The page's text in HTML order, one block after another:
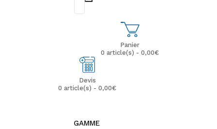
Panier
0 article(s) - 0,00€
Devis
0 article(s) - 0,00€
GAMME